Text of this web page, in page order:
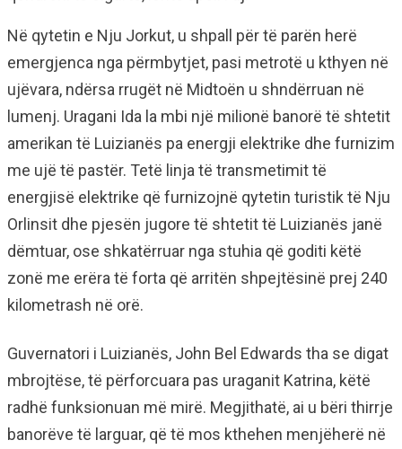
Në qytetin e Nju Jorkut, u shpall për të parën herë
emergjenca nga përmbytjet, pasi metrotë u kthyen në
ujëvara, ndërsa rrugët në Midtoën u shndërruan në
lumenj. Uragani Ida la mbi një milionë banorë të shtetit
amerikan të Luizianës pa energji elektrike dhe furnizim
me ujë të pastër. Tetë linja të transmetimit të
energjisë elektrike që furnizojnë qytetin turistik të Nju
Orlinsit dhe pjesën jugore të shtetit të Luizianës janë
dëmtuar, ose shkatërruar nga stuhia që goditi këtë
zonë me erëra të forta që arritën shpejtësinë prej 240
kilometrash në orë.
Guvernatori i Luizianës, John Bel Edwards tha se digat
mbrojtëse, të përforcuara pas uraganit Katrina, këtë
radhë funksionuan më mirë. Megjithatë, ai u bëri thirrje
banorëve të larguar, që të mos kthehen menjëherë në